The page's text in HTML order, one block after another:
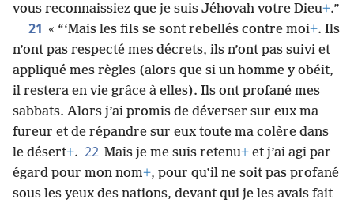
vous reconnaissiez que je suis Jéhovah votre Dieu+.”
21 « “‘Mais les fils se sont rebellés contre moi+. Ils
n’ont pas respecté mes décrets, ils n’ont pas suivi et
appliqué mes règles (alors que si un homme y obéit,
il restera en vie grâce à elles). Ils ont profané mes
sabbats. Alors j’ai promis de déverser sur eux ma
fureur et de répandre sur eux toute ma colère dans
le désert+. 22 Mais je me suis retenu+ et j’ai agi par
égard pour mon nom+, pour qu’il ne soit pas profané
sous les yeux des nations, devant qui je les avais fait